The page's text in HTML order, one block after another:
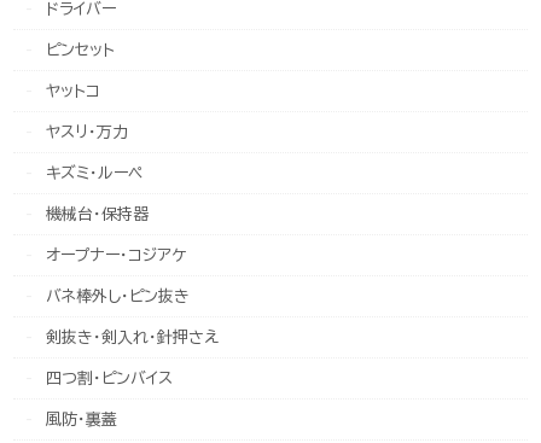
ドライバー
ピンセット
ヤットコ
ヤスリ・万力
キズミ・ルーペ
機械台・保持器
オープナー・コジアケ
バネ棒外し・ピン抜き
剣抜き・剣入れ・針押さえ
四つ割・ピンバイス
風防・裏蓋